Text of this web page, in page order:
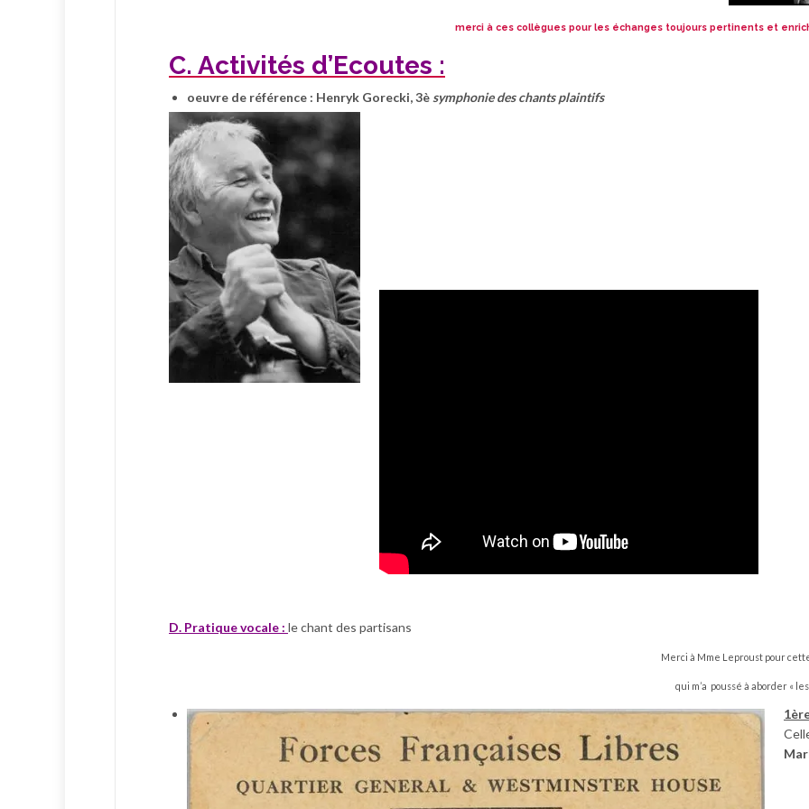
merci à ces collègues pour les échanges toujours pertinents et
C. Activités d’Ecoutes :
oeuvre de référence : Henryk Gorecki,3è symphonie des chants plaintifs
D. Pratique vocale : le chant des partisans
Merci à Mme Leproust pour
qui m’a poussé à aborder «